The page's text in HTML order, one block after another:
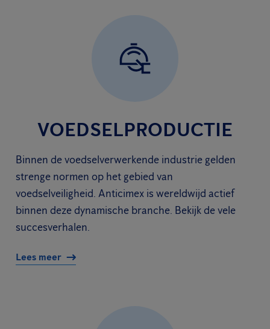
VOEDSELPRODUCTIE
Binnen de voedselverwerkende industrie gelden
strenge normen op het gebied van
voedselveiligheid. Anticimex is wereldwijd actief
binnen deze dynamische branche. Bekijk de vele
succesverhalen.
Lees meer